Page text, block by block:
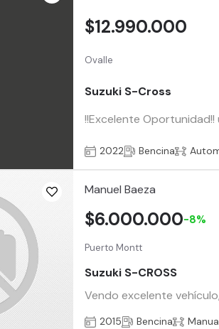
Ovalle
Suzuki S-Cross
!!Excelente
$12.990.000
2022 Bencina
Manuel Baeza
Puerto Montt
Suzuki S-CROSS
Vendo excelente
$6.000.000-8%
2015 Bencina